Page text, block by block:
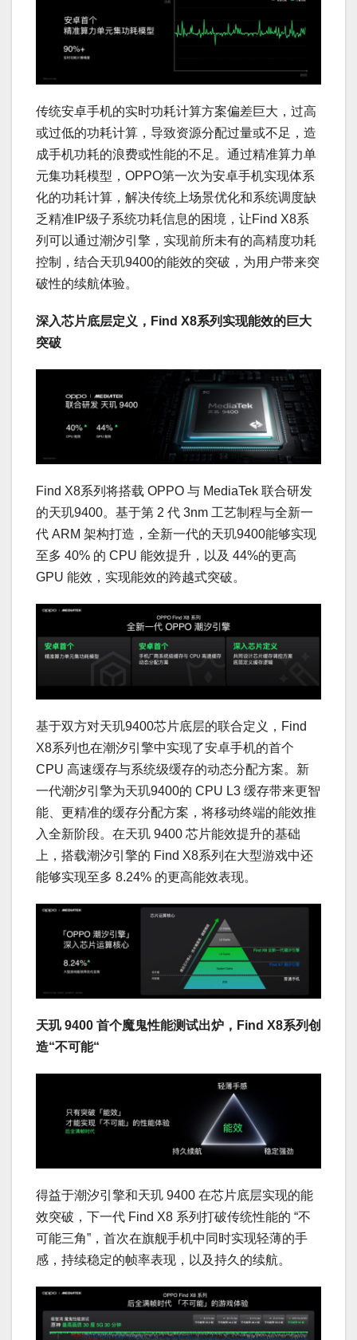
传统安卓手机的实时功耗计算方案偏差巨大，过高
或过低的功耗计算，导致资源分配过量或不足，造
成手机功耗的浪费或性能的不足。通过精准算力单
元集功耗模型，OPPO第一次为安卓手机实现体系
化的功耗计算，解决传统上场景优化和系统调度缺
乏精准IP级子系统功耗信息的困境，让Find X8系
列可以通过潮汐引擎，实现前所未有的高精度功耗
控制，结合天玑9400的能效的突破，为用户带来突
破性的续航体验。
深入芯片底层定义，Find X8系列实现能效的巨大
突破
Find X8系列将搭载 OPPO 与 MediaTek 联合研发
的天玑9400。基于第 2 代 3nm 工艺制程与全新一
代 ARM 架构打造，全新一代的天玑9400能够实现
至多 40% 的 CPU 能效提升，以及 44%的更高
GPU 能效，实现能效的跨越式突破。
基于双方对天玑9400芯片底层的联合定义，Find
X8系列也在潮汐引擎中实现了安卓手机的首个
CPU 高速缓存与系统级缓存的动态分配方案。新
一代潮汐引擎为天玑9400的 CPU L3 缓存带来更智
能、更精准的缓存分配方案，将移动终端的能效推
入全新阶段。在天玑 9400 芯片能效提升的基础
上，搭载潮汐引擎的 Find X8系列在大型游戏中还
能够实现至多 8.24% 的更高能效表现。
天玑 9400 首个魔鬼性能测试出炉，Find X8系列创
造“不可能“
得益于潮汐引擎和天玑 9400 在芯片底层实现的能
效突破，下一代 Find X8 系列打破传统性能的 “不
可能三角”，首次在旗舰手机中同时实现轻薄的手
感，持续稳定的帧率表现，以及持久的续航。